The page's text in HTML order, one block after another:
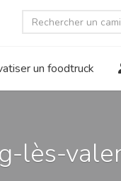
un foodtruck
lès-